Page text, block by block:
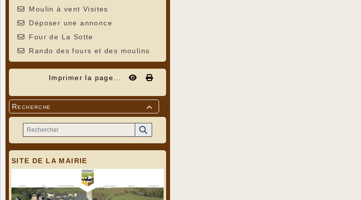
Moulin à vent Visites
Déposer une annonce
Four de La Sotte
Rando des fours et des moulins
Imprimer la page...

Recherche
SITE DE LA MAIRIE